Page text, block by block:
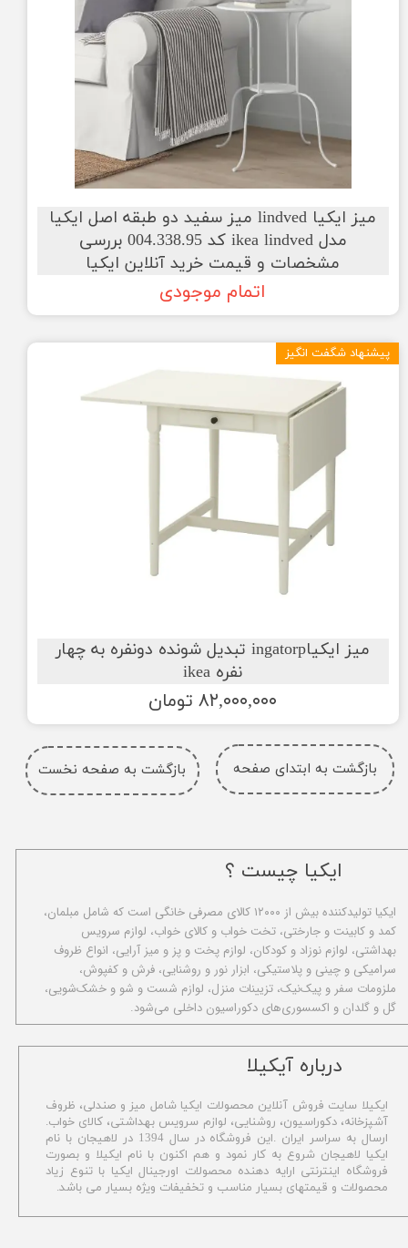
میز ایکیا lindved میز سفید دو طبقه اصل ایکیا
مدل ikea lindved کد 004.338.95 بررسی
مشخصات و قیمت خرید آنلاین ایکیا
اتمام موجودی
میز ایکیاingatorp تبدیل شونده دونفره به چهار
نفره ikea
۸۲,۰۰۰,۰۰۰ تومان
پیشنهاد شگفت انگیز
بازگشت به صفحه نخست بازگشت به ابتدای صفحه
​درباره آیکیلا
ایکیلا سایت فروش آنلاین محصولات ایکیا شامل میز و صندلی، ظروف
آشپزخانه، دکوراسیون، روشنایی، لوازم سرویس بهداشتی، کالای خواب.
ارسال به سراسر ایران .این فروشگاه در سال 1394 در لاهیجان با نام
ایکیا لاهیجان شروع به کار نمود و هم اکنون با نام ایکیلا و بصورت
فروشگاه اینترنتی ارایه دهنده محصولات اورجینال ایکیا با تنوع زیاد
محصولات و قیمتهای بسیار مناسب و تخفیفات ویژه بسیار می باشد.
ایکیا چیست ؟
ا​یکیا تولیدکننده بیش از ۱۲۰۰۰ کالای مصرفی خانگی است که شامل مبلمان،
کمد و کابینت و جارختی، تخت خواب و کالای خواب، لوازم سرویس
بهداشتی، لوازم نوزاد و کودکان، لوازم پخت و پز و میز آرایی، انواع ظروف
سرامیکی و چینی و پلاستیکی، ابزار نور و روشنایی، فرش و کفپوش،
ملزومات سفر و پیک‌نیک، تزیینات منزل، لوازم شست و شو و خشک‌شویی،
گل و گلدان و اکسسوری‌های دکوراسیون داخلی می‌شود.